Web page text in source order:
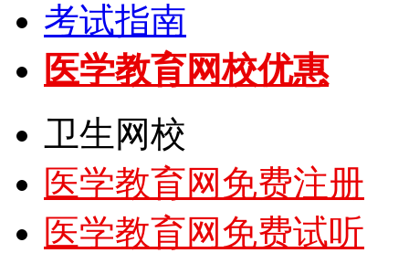
考试指南
医学教育网校优惠
卫生网校
医学教育网免费注册
医学教育网免费试听